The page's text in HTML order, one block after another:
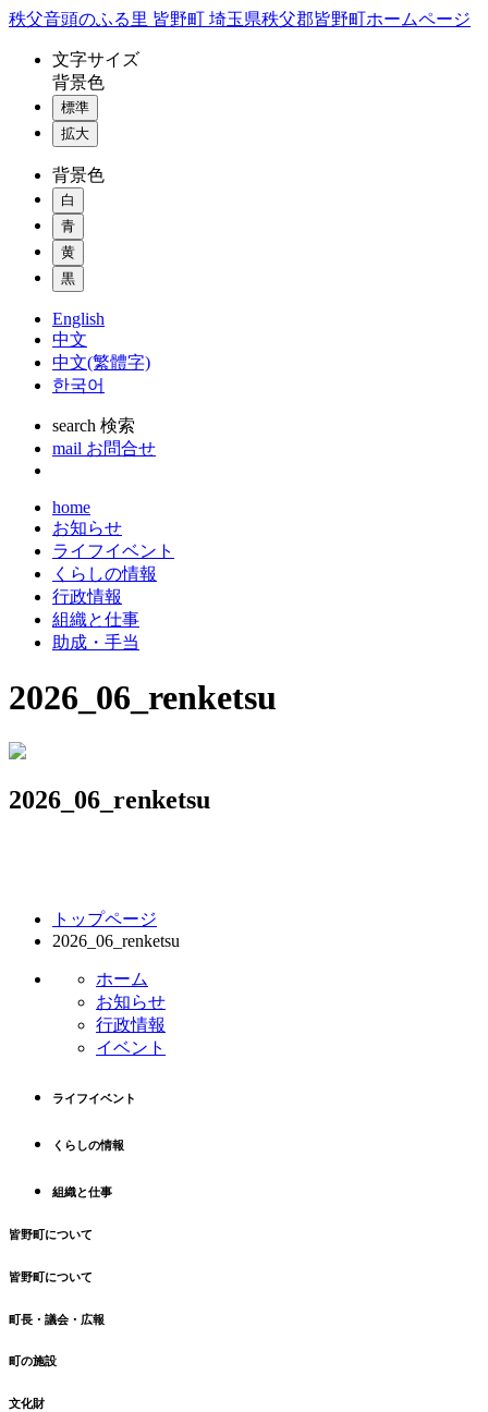
コ
秩父音頭のふる里 皆野町 埼玉県秩父郡皆野町ホームページ
文字サイズ
背景色
標準
拡大
背景色
白
青
黄
黒
English
中文
中文(繁體字)
한국어
search 検索
mail お問合せ
home
お知らせ
ライフイベント
くらしの情報
行政情報
組織と仕事
助成・手当
2026_06_renketsu
2026_06_renketsu
トップページ
2026_06_renketsu
ホーム
お知らせ
行政情報
イベント
ライフイベント
くらしの情報
組織と仕事
皆野町について
皆野町について
町長・議会・広報
町の施設
文化財